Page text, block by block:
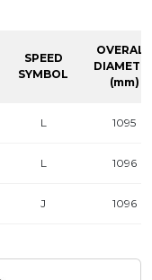
SPEED
SYMBOL
OVERALL
(mm)
L 1095
L 1096
J 1096